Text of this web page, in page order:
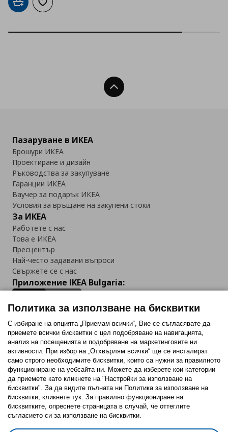
Добави в кошницата
Добави към списъка с любими
Нагоре
Пазаруване в ИКЕА
Брошури ИКЕА
Проектиране и дизайн
Ръководства за закупуване
Гаранции ИКЕА
Ваучер за подарък ИКЕА
Условия за връщане на закупени стоки
За ИКЕА
Работете с нас
Това е ИКЕА
Пресцентър
Най-често задавани въпроси
Свържете се с нас
Приложение IKEA Bulgaria:
Последвайте ни:
FacebookTwitterYoutubePinterestInstagram
Политика за използване на бисквитки (Cookies)
Избор на настройки за използване на бисквитки
Политика за използване на бисквитки
С избиране на опцията „Приемам всички“, Вие се съгласявате да
приемете всички бисквитки с цел подобряване на навигацията,
анализ на посещенията и подобряване на маркетинговите ни
активности. При избор на „Отхвърлям всички“ ще се инсталират
само строго необходимитe бисквитки, които са нужни за правилното
функциониране на уебсайта ни. Можете да изберете кои категории
да приемете като кликнете на "Настройки за използване на
бисквитки". За да видите пълната ни Политика за използване на
бисквитки, кликнете тук. За правилно функциониране на
бисквитките, опреснете страницата в случай, че оттеглите
съгласието си за използване на бисквитки.